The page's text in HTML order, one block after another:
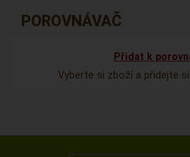
POROVNÁVAČ
Přidat k
Vyberte si zboží a přidejte